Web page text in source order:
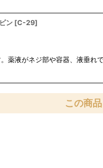
ン [C-29]
薬液がネジ部や容器、液垂れ
この商